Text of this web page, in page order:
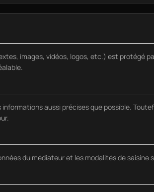
images, vidéos, logos, etc.) est protégé
aussi précises que possible.
du médiateur et les modalités de saisine